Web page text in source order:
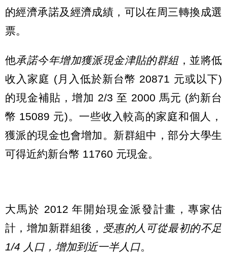
的經濟承諾及經濟成績，可以在周三轉換成選
票。
他承諾今年增加獲派現金津貼的群組，並將低
收入家庭 (月入低於新台幣 20871 元或以下)
的現金補貼，增加 2/3 至 2000 馬元 (約新台
幣 15089 元)。一些收入較高的家庭和個人，
獲派的現金也會增加。新群組中，部分大學生
可得近約新台幣 11760 元現金。
大馬於 2012 年開始現金派發計畫，專家估
計，增加新群組後， 受惠的人可從最初的不足
1/4 人口，增加到近一半人口。